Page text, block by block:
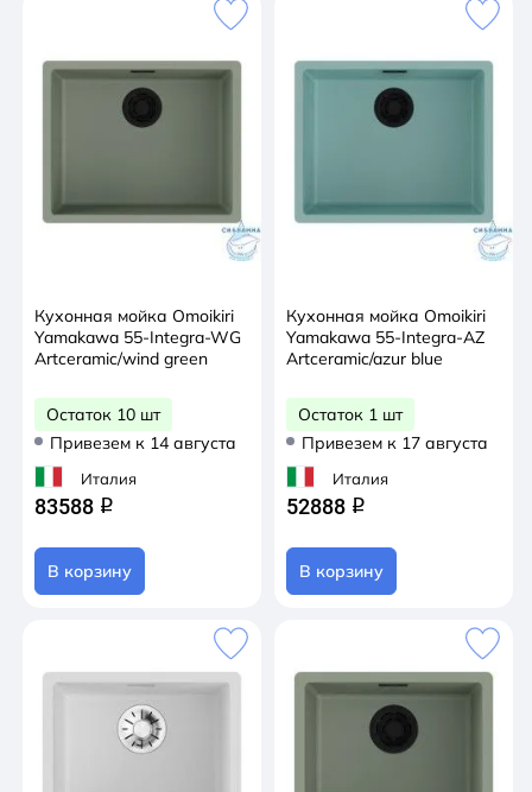
Кухонная мойка Omoikiri
Yamakawa 55-Integra-WG
Artceramic/wind green
Остаток 10 шт
Привезем к 14 августа
Италия
83588 q
В корзину
Кухонная мойка Omoikiri
Yamakawa 55-Integra-AZ
Artceramic/azur blue
Остаток 1 шт
Привезем к 17 августа
Италия
52888 q
В корзину